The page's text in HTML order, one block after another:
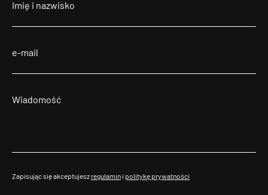
Zapisując się akceptujesz regulamin i politykę prywatności